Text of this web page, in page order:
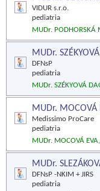
VIDUR s.r.o.
pediatria
MUDr. PODHORSKÁ
MUDr.
DFNsP
pediatria
MUDr. SZÉKYOVÁ
MUDr. MOCOVÁ
Medissimo ProCare
pediatria
MUDr. MOCOVÁ
MUDr.
DFNsP -NKIM + JIRS
pediatria